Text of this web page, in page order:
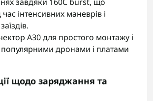
інтенсивних маневрів і
A30 для простого монтажу і
популярними дронами і платами
щодо заряджання та